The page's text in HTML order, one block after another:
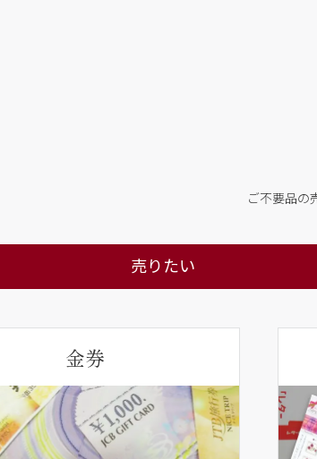
ご不要品の
売りたい
金券